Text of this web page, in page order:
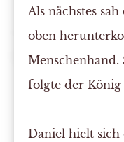
Als nächstes
oben
Menschenhand.
folgte der König
Daniel hielt sich